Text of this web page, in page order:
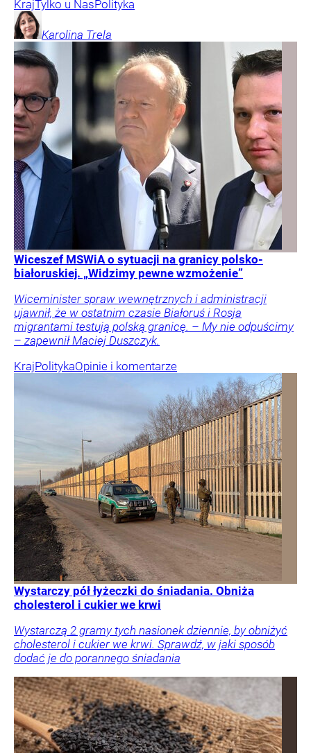
KrajTylko u NasPolityka
Karolina Trela
Wiceszef MSWiA o sytuacji na granicy polsko-
białoruskiej. „Widzimy pewne wzmożenie”
Wiceminister spraw wewnętrznych i administracji
ujawnił, że w ostatnim czasie Białoruś i Rosja
migrantami testują polską granicę. – My nie odpuścimy
– zapewnił Maciej Duszczyk.
KrajPolitykaOpinie i komentarze
Wystarczy pół łyżeczki do śniadania. Obniża
cholesterol i cukier we krwi
Wystarczą 2 gramy tych nasionek dziennie, by obniżyć
cholesterol i cukier we krwi. Sprawdź, w jaki sposób
dodać je do porannego śniadania